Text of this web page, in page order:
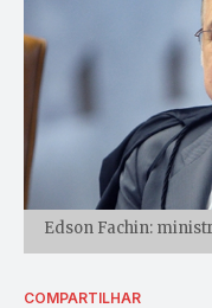
Edson Fachin:
COMPARTILHAR